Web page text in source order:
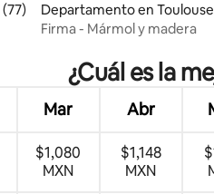
promedio: 4.86 de 5; 77
Departamento en Toulouse
Firma - Mármol y madera
¿Cuál es la
Mar Abr
$1,080
MXN
$1,148
MXN